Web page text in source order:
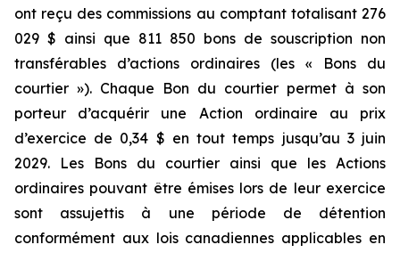
ont reçu des commissions au comptant totalisant 276
029 $ ainsi que 811 850 bons de souscription non
transférables d’actions ordinaires (les « Bons du
courtier »). Chaque Bon du courtier permet à son
porteur d’acquérir une Action ordinaire au prix
d’exercice de 0,34 $ en tout temps jusqu’au 3 juin
2029. Les Bons du courtier ainsi que les Actions
ordinaires pouvant être émises lors de leur exercice
sont assujettis à une période de détention
conformément aux lois canadiennes applicables en